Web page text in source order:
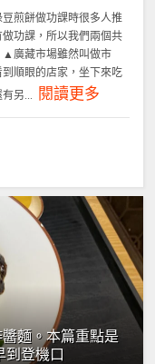
煎餅做功課時很多人推
功課，所以我們兩個共
▲廣藏市場雖然叫做市
順眼的店家，坐下來吃
另...
閱讀更多
麵。本篇重點是
到登機口